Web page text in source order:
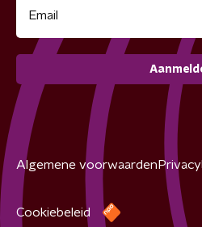
Algemene voorwaarden
Cookiebeleid